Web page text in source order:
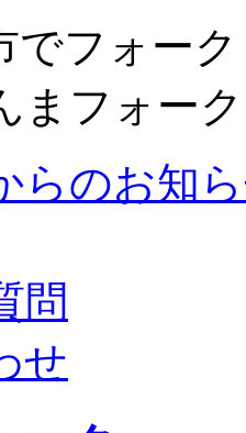
でフォー
まフォー
らのお知
問
せ